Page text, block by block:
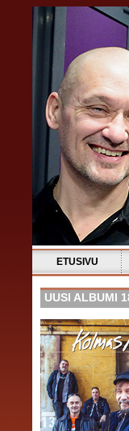
ETUSIVU
UUSI ALBUMI